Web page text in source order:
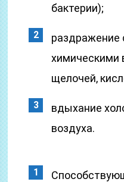
бактерии);
раздражение
химическими
щелочей,
вдыхание
воздуха.